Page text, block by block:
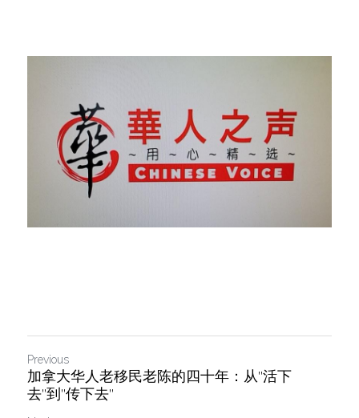
Previous
加拿大华人老移民老陈的四十年：从"活下
去"到"传下去"